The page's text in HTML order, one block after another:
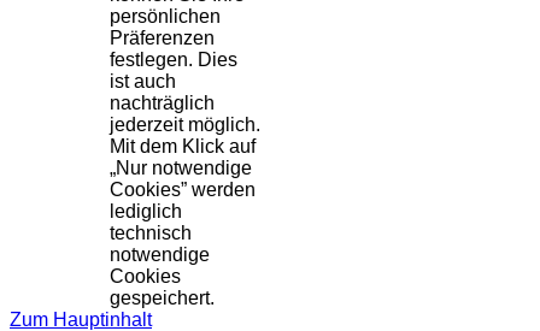
persönlichen
Präferenzen
festlegen. Dies
ist auch
nachträglich
jederzeit möglich.
Mit dem Klick auf
„Nur notwendige
Cookies” werden
lediglich
technisch
notwendige
Cookies
gespeichert.
Zum Hauptinhalt